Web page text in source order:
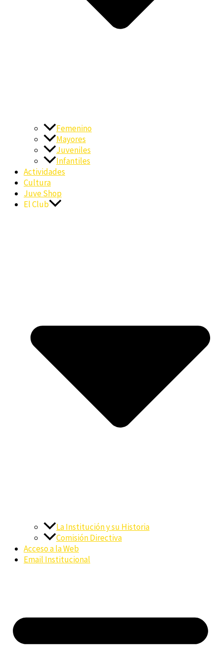
Femenino
Mayores
Juveniles
Infantiles
Actividades
Cultura
Juve Shop
El Club
La Institución y su Historia
Comisión Directiva
Acceso a la Web
Email Institucional